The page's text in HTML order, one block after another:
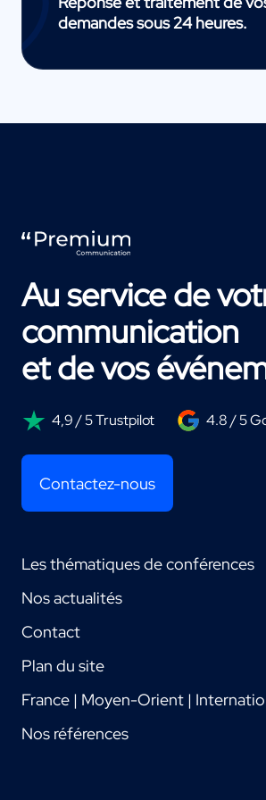
demandes sous 24 heures.
Au service de
communication
et de vos
4,9 / 5 Trustpilot 4.8 / 5
Contactez-nous
Les thématiques de conférences
Nos actualités
Contact
Plan du site
France | Moyen-Orient |
Nos références